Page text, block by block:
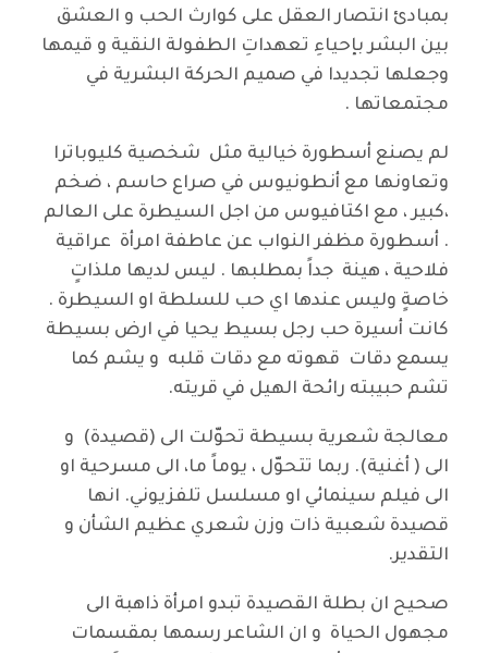
بمبادئ انتصار العقل على كوارث الحب و العشق
بين البشر بإحياءِ تعهداتِ الطفولة النقية و قيمها
وجعلها تجديدا في صميم الحركة البشرية في
مجتمعاتها .
لم يصنع أسطورة خيالية مثل شخصية كليوباترا
وتعاونها مع أنطونيوس في صراع حاسم ، ضخم
،كبير ، مع اكتافيوس من اجل السيطرة على العالم
. أسطورة مظفر النواب عن عاطفة امرأة عراقية
فلاحية ، هينة جداً بمطلبها . ليس لديها ملذاتٍ
خاصةٍ وليس عندها اي حب للسلطة او السيطرة .
كانت أسيرة حب رجل بسيط يحيا في ارض بسيطة
يسمع دقات قهوته مع دقات قلبه و يشم كما
تشم حبيبته رائحة الهيل في قريته.
معالجة شعرية بسيطة تحوّلت الى (قصيدة) و
الى ( أغنية). ربما تتحوّل ، يوماً ما، الى مسرحية او
الى فيلم سينمائي او مسلسل تلفزيوني. انها
قصيدة شعبية ذات وزن شعري عظيم الشأن و
التقدير.
صحيح ان بطلة القصيدة تبدو امرأة ذاهبة الى
مجهول الحياة و ان الشاعر رسمها بمقسمات